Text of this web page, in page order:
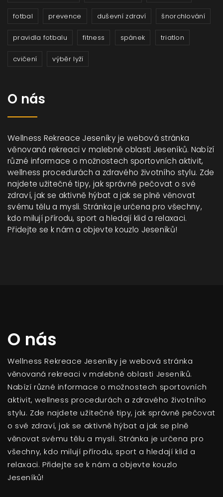
fotbal prevence duševní zdraví šnorchlování
pravidla fotbalu fitness spánek triatlon
cvičení výběr lyží
O nás
Wellness Rekreace Jeseníky je webová stránka
věnovaná rekreaci v malebné oblasti Jeseníků. Nabízí
různé informace o možnostech sportovních aktivit,
wellness procedurách a zdravého životního stylu. Zde
najdete užitečné tipy, jak správně pečovat o své
zdraví, jak se aktivně hýbat a jak se plně věnovat
svému tělu a mysli. Stránka je určena pro všechny,
kdo milují přírodu, sport a hledají klid a relaxaci.
Přidejte se k nám a objevte kouzlo Jeseníků!
O nás
Wellness Rekreace Jeseníky je webová stránka
věnovaná rekreaci v malebné oblasti Jeseníků.
Nabízí různé informace o možnostech sportovních
aktivit, wellness procedurách a zdravého životního
stylu. Zde najdete užitečné tipy, jak správně pečovat
o své zdraví, jak se aktivně hýbat a jak se plně
věnovat svému tělu a mysli. Stránka je určena pro
všechny, kdo milují přírodu, sport a hledají klid a
relaxaci. Přidejte se k nám a objevte kouzlo
Jeseníků!